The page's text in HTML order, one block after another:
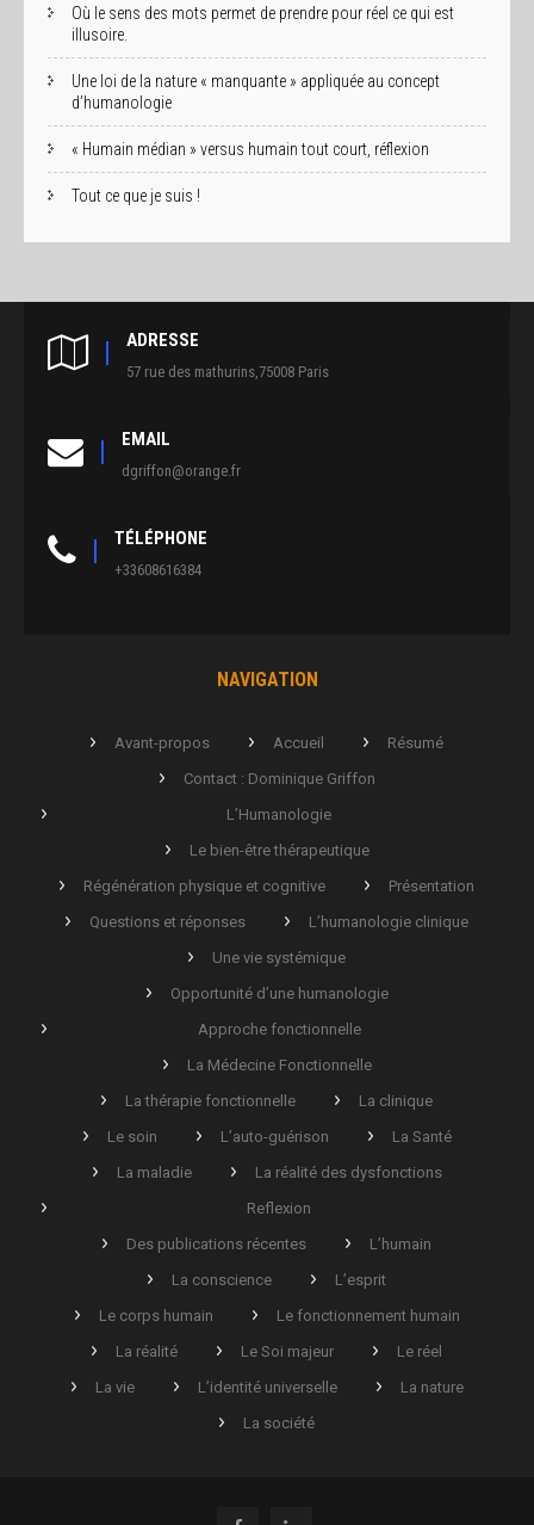
Où le sens des mots permet de prendre pour réel ce qui est
illusoire.
Une loi de la nature « manquante » appliquée au concept
d’humanologie
« Humain médian » versus humain tout court, réflexion
Tout ce que je suis !
ADRESSE
57 rue des mathurins,75008 Paris
EMAIL
dgriffon@orange.fr
TÉLÉPHONE
+33608616384
NAVIGATION
Avant-propos Accueil
Résumé
Contact : Dominique Griffon
L’Humanologie
Le bien-être thérapeutique
Régénération physique et cognitive
Présentation
Questions et réponses
L’humanologie clinique
Une vie systémique
Opportunité d’une humanologie
Approche fonctionnelle
La Médecine Fonctionnelle
La thérapie fonctionnelle
La clinique
Le soin
L’auto-guérison
La Santé
La maladie
La réalité des dysfonctions
Reflexion
Des publications récentes
L’humain
La conscience
L’esprit
Le corps humain
Le fonctionnement humain
La réalité
Le Soi majeur
Le réel
La vie
L’identité universelle
La nature
La société